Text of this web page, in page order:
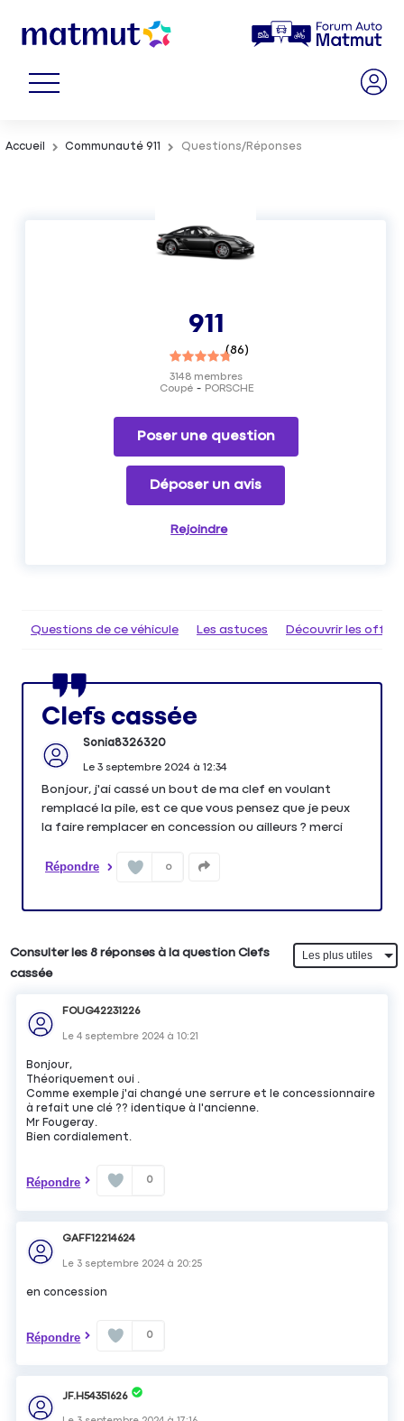
Accueil Communauté 911 Questions/Réponses
911
(86)
Coupé PORSCHE
3148membres
Poser une question
Déposer un avis
Rejoindre
Questions de ce véhicule Les astuces Découvrir les
Clefs cassée
Sonia8326320
Le 3 septembre 2024à 12:34
Bonjour, j'ai cassé un bout de ma clef en voulant
remplacé la pile, est ce que vous pensez que je peux
la faire remplacer en concession ou ailleurs ? merci
Répondre 0
Consulter les 8 réponses à la question Clefs
cassée
FOUG42231226
Le4 septembre 2024 à10:21
Bonjour,
Théoriquement oui .
Comme exemple j'ai changé une serrure et le concessionnaire
à refait une clé ?? identique à l'ancienne.
Mr Fougeray.
Bien cordialement.
Répondre 0
GAFF12214624
Le 3 septembre 2024 à 20:25
en concession
Répondre 0
JF.H54351626